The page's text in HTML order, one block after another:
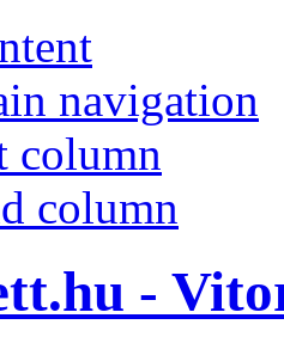
navigation
column
column
-